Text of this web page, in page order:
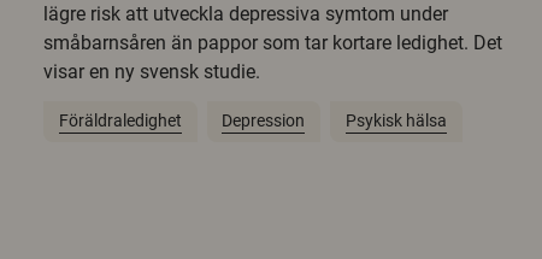
lägre risk att utveckla depressiva symtom under
småbarnsåren än pappor som tar kortare ledighet. Det
visar en ny svensk studie.
Föräldraledighet Depression Psykisk hälsa